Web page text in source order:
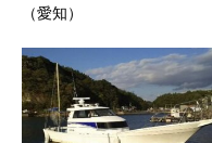
（愛知）